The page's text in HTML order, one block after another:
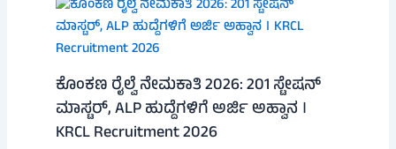
ಕೊಂಕಣ ರೈಲ್ವೆ ನೇಮಕಾತಿ 2026: 201 ಸ್ಟೇಷನ್
ಮಾಸ್ಟರ್, ALP ಹುದ್ದೆಗಳಿಗೆ ಅರ್ಜಿ ಅಹ್ವಾನ ।
KRCL Recruitment 2026